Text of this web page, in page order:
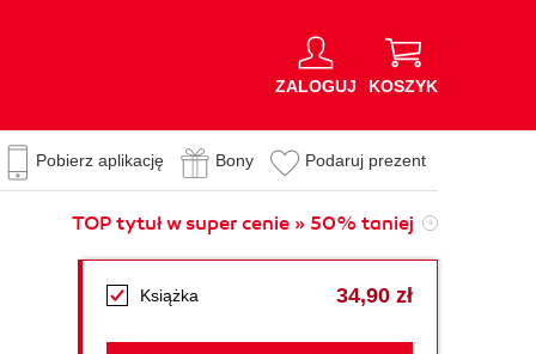
ZALOGUJ KOSZYK
Pobierz aplikację Bony Podaruj prezent
TOP tytuł w super cenie » 50% taniej
Książka 34,90 zł